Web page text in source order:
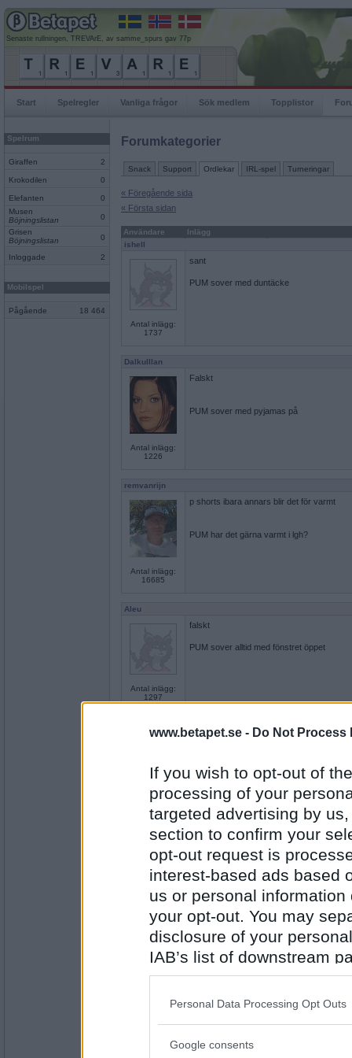
www.betapet.se - Do Not Process
If you wish to opt-out of
processing of your
targeted advertising by
section to confirm your
opt-out request is
interest-based ads based
us or personal
your opt-out. You may
disclosure of your
IAB’s list of downstream
also be disclosed by us
Downstream Participants
Please note that this
Personal Data Processing Opt Outs
Google consents
Senaste rullningen, TREVArE, av samme_spurs gav 77p
Start Spelregler Vanliga frågor Sök medlem Topplistor
Spelrum
Giraffen 2
Krokodilen 0
Elefanten
0
Musen
Böjningslistan
0
Grisen
Böjningslistan
0
Inloggade 2
Mobilspel
Pågående 18 464
Forumkategorier
Snack Support Ordlekar IRL-spel Turneringar
« Föregående sida
« Första sidan
Användare
Inlägg
ishell
Antal inlägg:
1737
sant
PUM sover med duntäcke
Dalkulllan
Antal inlägg:
1226
Falskt
PUM sover med pyjamas på
remvanrijn
Antal inlägg:
16685
p shorts ibara annars blir det för varmt
PUM har det gärna varmt i lgh?
Aleu
Antal inlägg:
1297
falskt
PUM sover alltid med fönstret öppet
Antal inlägg:
1226
Antal inlägg:
16685
PUM är romantiskt
PUM brukar vara tomte på julafton